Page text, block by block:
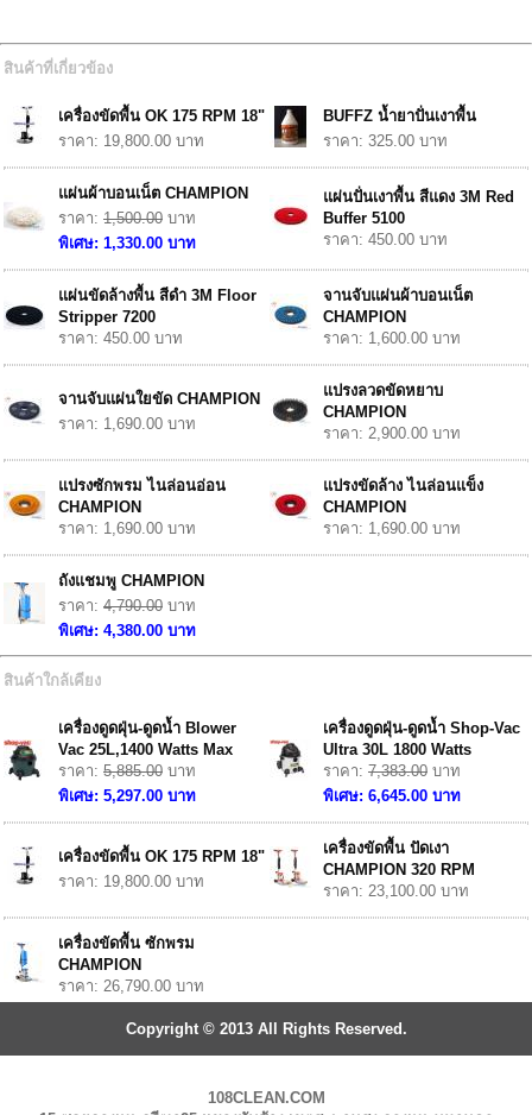
สินค้าที่เกี่ยวข้อง
เครื่องขัดพื้น OK 175 RPM 18"
ราคา: 19,800.00 บาท
BUFFZ น้ำยาปั่นเงาพื้น
ราคา: 325.00 บาท
แผ่นผ้าบอนเน็ต CHAMPION
ราคา: 1,500.00 บาท
พิเศษ: 1,330.00 บาท
แผ่นปั่นเงาพื้น สีแดง 3M Red
Buffer 5100
ราคา: 450.00 บาท
แผ่นขัดล้างพื้น สีดำ 3M Floor
Stripper 7200
ราคา: 450.00 บาท
จานจับแผ่นผ้าบอนเน็ต
CHAMPION
ราคา: 1,600.00 บาท
จานจับแผ่นใยขัด CHAMPION
ราคา: 1,690.00 บาท
แปรงลวดขัดหยาบ
CHAMPION
ราคา: 2,900.00 บาท
แปรงซักพรม ไนล่อนอ่อน
CHAMPION
ราคา: 1,690.00 บาท
แปรงขัดล้าง ไนล่อนแข็ง
CHAMPION
ราคา: 1,690.00 บาท
ถังแชมพู CHAMPION
ราคา: 4,790.00 บาท
พิเศษ: 4,380.00 บาท
สินค้าใกล้เคียง
เครื่องดูดฝุ่น-ดูดน้ำ Blower
Vac 25L,1400 Watts Max
ราคา: 5,885.00 บาท
พิเศษ: 5,297.00 บาท
เครื่องดูดฝุ่น-ดูดน้ำ Shop-Vac
Ultra 30L 1800 Watts
ราคา: 7,383.00 บาท
พิเศษ: 6,645.00 บาท
เครื่องขัดพื้น OK 175 RPM 18"
ราคา: 19,800.00 บาท
เครื่องขัดพื้น ปัดเงา
CHAMPION 320 RPM
ราคา: 23,100.00 บาท
เครื่องขัดพื้น ซักพรม
CHAMPION
ราคา: 26,790.00 บาท
Copyright © 2013 All Rights Reserved.
108CLEAN.COM